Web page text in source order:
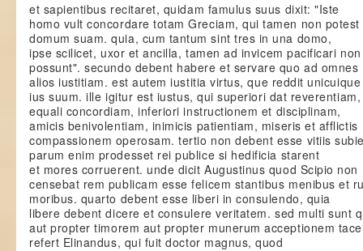
et sapientibus recitaret, quidam famulus suus dixit: "Iste
homo vult concordare totam Greciam, qui tamen non
domum suam. quia, cum tantum sint tres in una domo,
ipse scilicet, uxor et ancilla, tamen ad invicem pacificari non
possunt". secundo debent habere et servare quo ad omnes
alios iustitiam. est autem iustitia virtus, que reddit unicuique
ius suum. ille igitur est iustus, qui superiori dat reverentiam,
equali concordiam, inferiori instructionem et disciplinam,
amicis benivolentiam, inimicis patientiam, miseris et afflictis
compassionem operosam. tertio non debent esse vitiis
parum enim prodesset rei publice si hedificia starent
et mores corruerent. unde dicit Augustinus quod Scipio non
censebat rem publicam esse felicem stantibus menibus et
moribus. quarto debent esse liberi in consulendo, quia
libere debent dicere et consulere veritatem. sed multi sunt
aut propter timorem aut propter munerum acceptionem
refert Elinandus, qui fuit doctor magnus, quod